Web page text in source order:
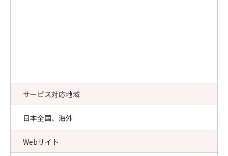
サービス対応地域
日本全国、海外
Webサイト